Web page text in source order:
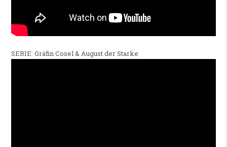
SERIE: Gräfin Cosel & August der Starke